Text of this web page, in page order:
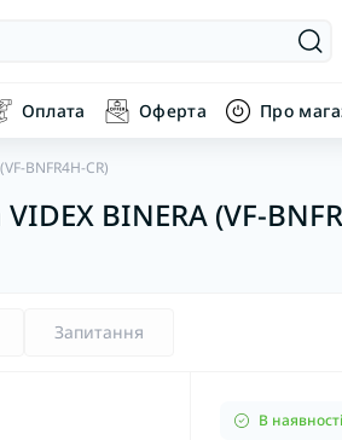
Оплата Оферта Про
BNFR4H-CR)
BINERA (VF-
Запитання
В наявності